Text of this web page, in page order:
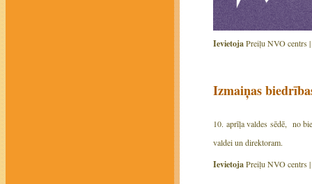
IevietojaPreiļu NVO centrs |
Izmaiņas
10. aprīļa valdes sēdē, no
valdei un direktoram.
IevietojaPreiļu NVO centrs |